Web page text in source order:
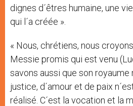
dignes d´êtres humaine, une
qui l´a créée ».
« Nous, chrétiens, nous
Messie promis qui est venu
savons aussi que son royaume
justice, d´amour et de paix
réalisé. C´est la vocation et la